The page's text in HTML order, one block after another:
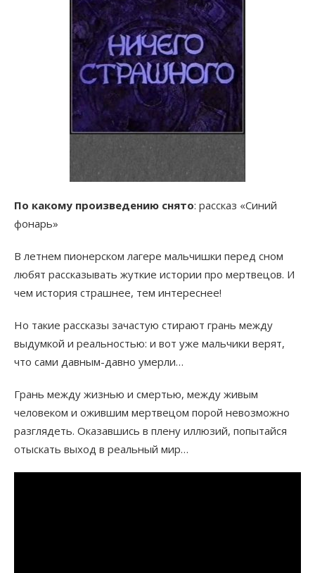
По какому произведению снято: рассказ «Синий
фонарь»
В летнем пионерском лагере мальчишки перед сном
любят рассказывать жуткие истории про мертвецов. И
чем история страшнее, тем интереснее!
Но такие рассказы зачастую стирают грань между
выдумкой и реальностью: и вот уже мальчики верят,
что сами давным-давно умерли…
Грань между жизнью и смертью, между живым
человеком и ожившим мертвецом порой невозможно
разглядеть. Оказавшись в плену иллюзий, попытайся
отыскать выход в реальный мир…